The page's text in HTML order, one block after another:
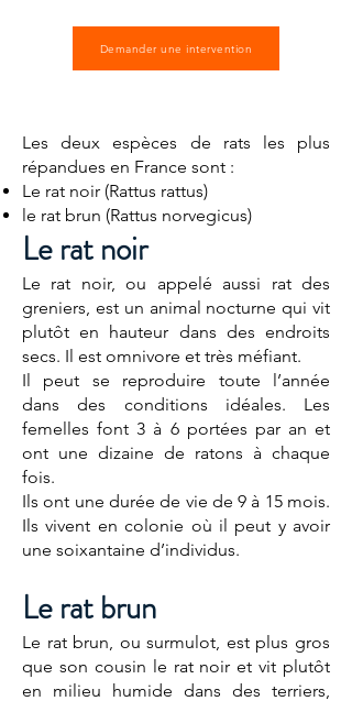
Demander une intervention
Les deux espèces de rats les plus
répandues en France sont :
Le rat noir (Rattus rattus)
le rat brun (Rattus norvegicus)
Le rat noir
Le rat noir, ou appelé aussi rat des
greniers, est un animal nocturne qui vit
plutôt en hauteur dans des endroits
secs. Il est omnivore et très méfiant.
Il peut se reproduire toute l’année
dans des conditions idéales. Les
femelles font 3 à 6 portées par an et
ont une dizaine de ratons à chaque
fois.
Ils ont une durée de vie de 9 à 15 mois.
Ils vivent en colonie où il peut y avoir
une soixantaine d’individus.
Le rat brun
Le rat brun, ou surmulot, est plus gros
que son cousin le rat noir et vit plutôt
en milieu humide dans des terriers,